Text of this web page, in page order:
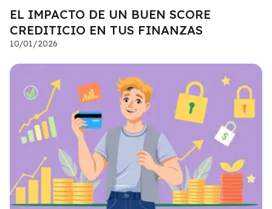
EL IMPACTO DE UN BUEN SCORE
CREDITICIO EN TUS FINANZAS
10/01/2026